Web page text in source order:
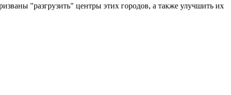
"разгрузить" центры этих городов, а также улучшить их